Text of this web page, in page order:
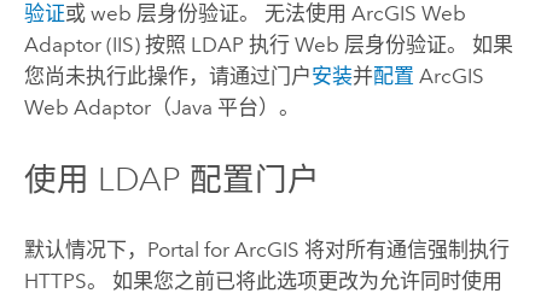
验证或 web 层身份验证。 无法使用 ArcGIS Web
Adaptor (IIS)按照 LDAP 执行 Web 层身份验证。 如果
您尚未执行此操作，请通过门户安装并配置 ArcGIS
Web Adaptor（Java 平台）。
使用 LDAP 配置门户
默认情况下， Portal for ArcGIS 将对所有通信强制执行
HTTPS。 如果您之前已将此选项更改为允许同时使用